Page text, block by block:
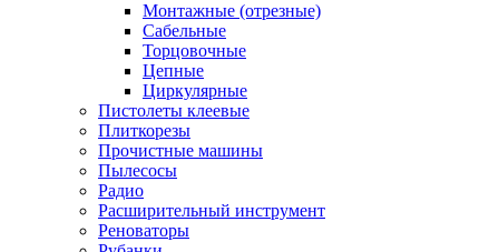
Монтажные (отрезные)
Сабельные
Торцовочные
Цепные
Циркулярные
Пистолеты клеевые
Плиткорезы
Прочистные машины
Пылесосы
Радио
Расширительный инструмент
Реноваторы